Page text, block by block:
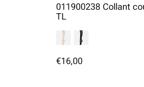
011900238 Collant
TL
€16,00